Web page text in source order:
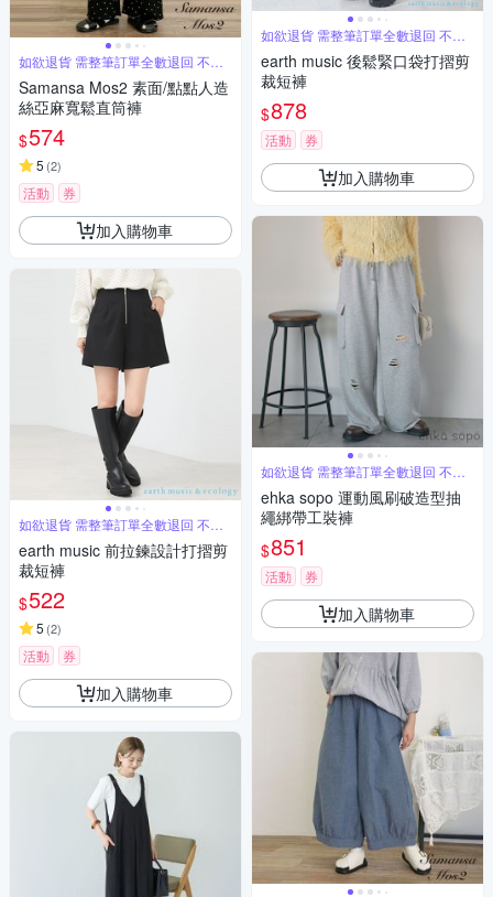
如欲退貨 需整筆訂單全數退回 不能
單退
Samansa Mos2 素面/點點人造
絲亞麻寬鬆直筒褲
$574
5 (2)
活動 券
加入購物車
如欲退貨 需整筆訂單全數退回 不能
單退
earth music 前拉鍊設計打摺剪
裁短褲
$522
5 (2)
活動 券
加入購物車
如欲退貨 需整筆訂單全數退回 不能
單退
earth music 後鬆緊口袋打摺剪
裁短褲
$878
活動 券
加入購物車
如欲退貨 需整筆訂單全數退回 不能
單退
ehka sopo 運動風刷破造型抽
繩綁帶工裝褲
$851
活動 券
加入購物車